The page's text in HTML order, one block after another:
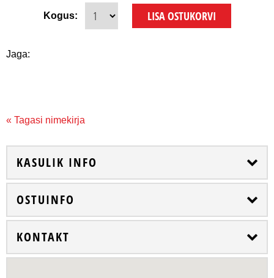
Kogus:
Jaga:
« Tagasi nimekirja
KASULIK INFO
OSTUINFO
KONTAKT